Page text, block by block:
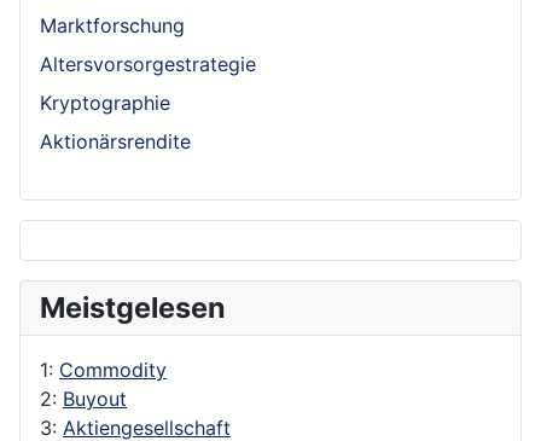
Marktforschung
Altersvorsorgestrategie
Kryptographie
Aktionärsrendite
Meistgelesen
1: Commodity
2: Buyout
3: Aktiengesellschaft